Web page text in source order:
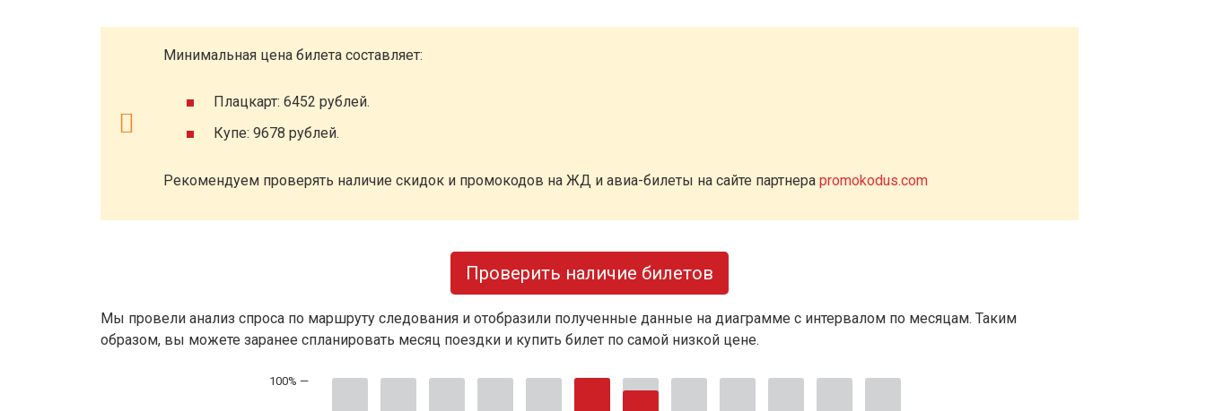
Минимальная цена билета составляет:
Плацкарт: 6452 рублей.
Купе: 9678 рублей.
Рекомендуем проверять наличие скидок и промокодов на ЖД и авиа-билеты на сайте партнера promokodus.com
Проверить наличие билетов
Мы провели анализ спроса по маршруту следования и отобразили полученные данные на диаграмме с интервалом по месяцам. Таким
образом, вы можете заранее спланировать месяц поездки и купить билет по самой низкой цене.